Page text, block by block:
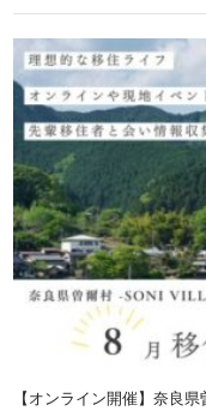
【オンライン開催】奈良